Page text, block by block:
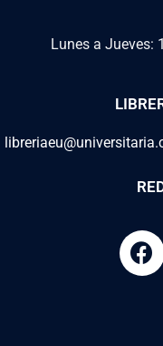
Lunes a Jueves: